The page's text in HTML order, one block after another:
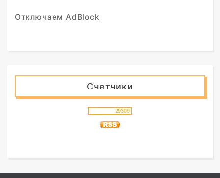
Отключаем AdBlock
Счетчики